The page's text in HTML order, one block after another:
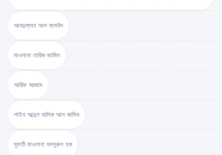
আবদুল্লাহ আল মাসউদ
মাওলানা তারিক জামিল
আরিফ আজাদ
শাইখ আব্দুল মালিক আল কাসিম
মুফতী মাওলানা মনসূরুল হক